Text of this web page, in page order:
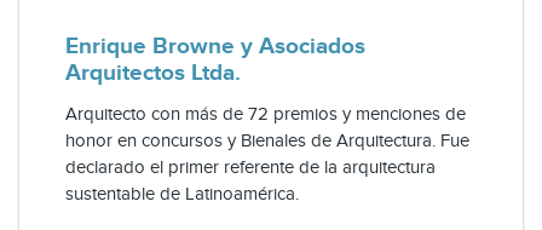
Enrique Browne y Asociados
Arquitectos Ltda.
Arquitecto con más de 72 premios y menciones de
honor en concursos y Bienales de Arquitectura. Fue
declarado el primer referente de la arquitectura
sustentable de Latinoamérica.